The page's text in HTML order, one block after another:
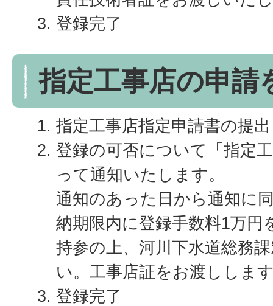
登録完了
指定工事店の申請
指定工事店指定申請書の提出
登録の可否について「指定
って通知いたします。
通知のあった日から通知に
納期限内に登録手数料1万円
持参の上、河川下水道総務
い。工事店証をお渡ししま
登録完了